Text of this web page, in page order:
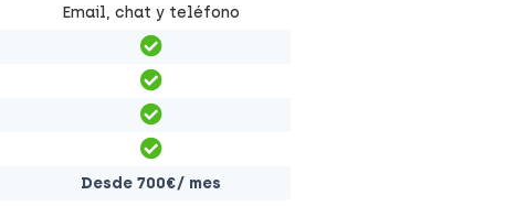
Desde 700€/ mes
Email, chat y teléfono